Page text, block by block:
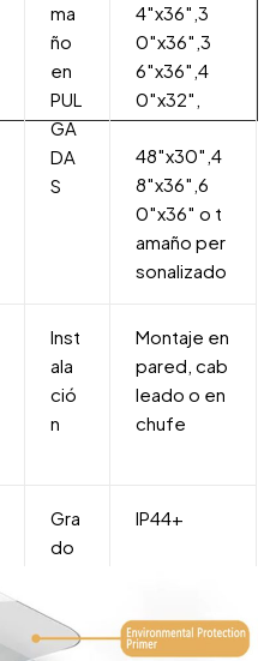
ma
ño
en
PUL
GA
DA
S
4″x36″,3
0″x36″,3
6″x36″,4
0″x32″,
48″x30″,4
8″x36″,6
0″x36″ o t
amaño per
sonalizado
Inst
ala
ció
n
Montaje en
pared, cab
leado o en
chufe
Gra
do
er
IP44+